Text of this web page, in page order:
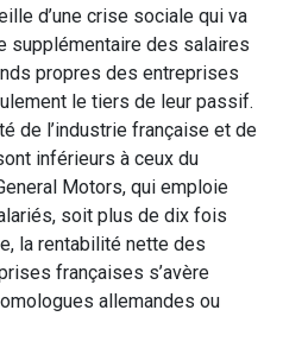
d’une crise sociale qui va
supplémentaire des salaires
propres des entreprises
le tiers de leur passif.
de l’industrie française et de
inférieurs à ceux du
Motors, qui emploie
soit plus de dix fois
la rentabilité nette des
françaises s’avère
allemandes ou